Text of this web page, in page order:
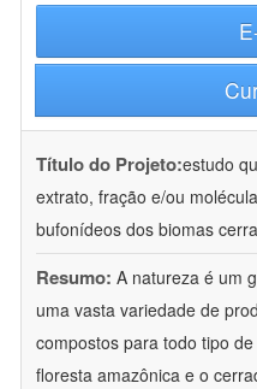
Título do Projeto:estudo
extrato, fração e/ou
bufonídeos dos biomas
Resumo: A natureza é um
uma vasta variedade de
compostos para todo tipo
floresta amazônica e o